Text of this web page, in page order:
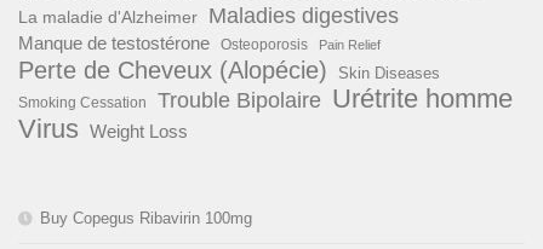
La maladie d'Alzheimer Maladies digestives
Manque de testostérone Osteoporosis Pain Relief
Perte de Cheveux (Alopécie) Skin Diseases
Smoking Cessation Trouble Bipolaire Urétrite homme
Virus Weight Loss
Buy Copegus Ribavirin 100mg